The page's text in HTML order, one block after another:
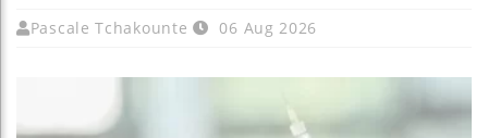
Pascale Tchakounte 06 Aug 2026